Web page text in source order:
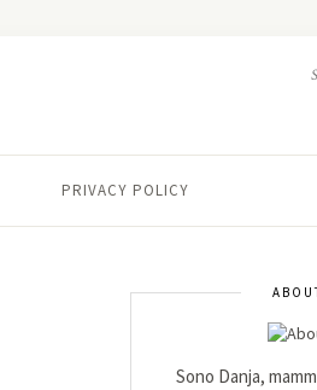
PRIVACY POLICY
Sono Danja,